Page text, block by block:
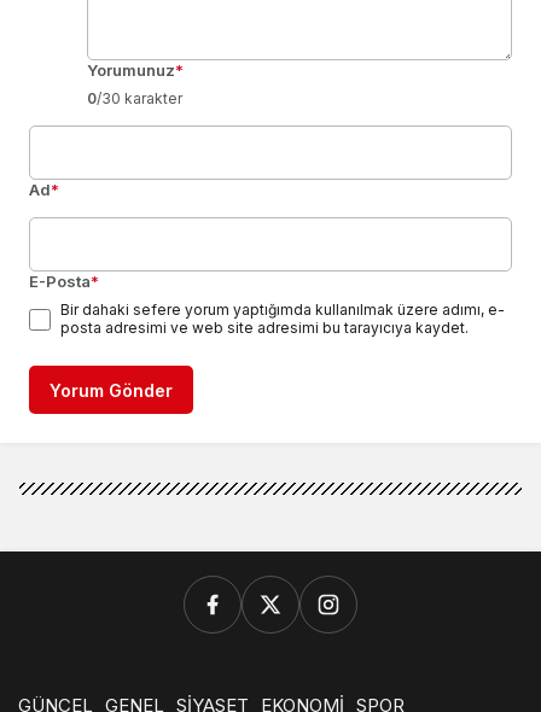
Yorumunuz*
0/30 karakter
Ad*
E-Posta*
Bir dahaki sefere yorum yaptığımda kullanılmak üzere adımı, e-
posta adresimi ve web site adresimi bu tarayıcıya kaydet.
Yorum Gönder
GÜNCEL GENEL SİYASET EKONOMİ SPOR